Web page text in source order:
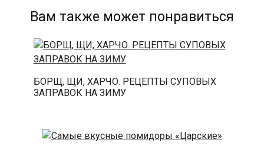
Вам также может понравиться
БОРЩ, ЩИ, ХАРЧО. РЕЦЕПТЫ СУПОВЫХ
ЗАПРАВОК НА ЗИМУ